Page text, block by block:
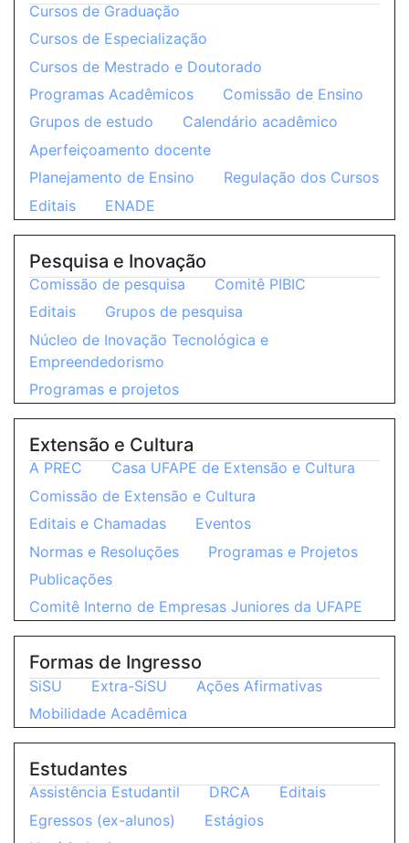
Cursos de Graduação
Cursos de Especialização
Cursos de Mestrado e Doutorado
Programas Acadêmicos
Comissão de Ensino
Grupos de estudo
Calendário acadêmico
Aperfeiçoamento docente
Planejamento de Ensino
Regulação dos Cursos
Editais
ENADE
Pesquisa e Inovação
Comissão de pesquisa
Comitê PIBIC
Editais
Grupos de pesquisa
Núcleo de Inovação Tecnológica e
Empreendedorismo
Programas e projetos
Extensão e Cultura
A PREC
Casa UFAPE de Extensão e Cultura
Comissão de Extensão e Cultura
Editais e Chamadas
Eventos
Normas e Resoluções
Programas e Projetos
Publicações
Comitê Interno de Empresas Juniores da UFAPE
Formas de Ingresso
SiSU Extra-SiSU
Ações Afirmativas
Mobilidade Acadêmica
Estudantes
Assistência Estudantil DRCA
Editais
Egressos (ex-alunos)
Estágios